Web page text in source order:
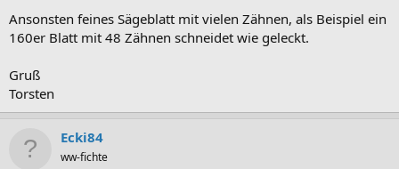
Ansonsten feines Sägeblatt mit vielen Zähnen, als Beispiel ein
160er Blatt mit 48 Zähnen schneidet wie geleckt.
Gruß
Torsten
Ecki84
ww-fichte